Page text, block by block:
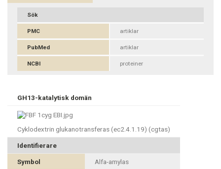
Sök
PMC artiklar
PubMed artiklar
NCBI proteiner
GH13-katalytisk domän
Cyklodextrin glukanotransferas (ec2.4.1.19) (cgtas)
Identifierare
Symbol Alfa-amylas